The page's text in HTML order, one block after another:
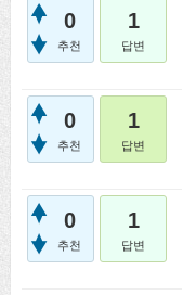
0
추천
1
답변
0
추천
1
답변
0
추천
1
답변